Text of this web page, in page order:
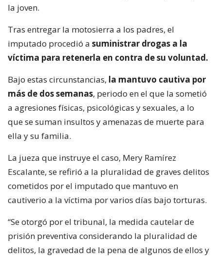
la joven.
Tras entregar la motosierra a los padres, el
imputado procedió a suministrar drogas a la
víctima para retenerla en contra de su voluntad.
Bajo estas circunstancias, la mantuvo cautiva por
más de dos semanas, periodo en el que la sometió
a agresiones físicas, psicológicas y sexuales, a lo
que se suman insultos y amenazas de muerte para
ella y su familia.
La jueza que instruye el caso, Mery Ramírez
Escalante, se refirió a la pluralidad de graves delitos
cometidos por el imputado que mantuvo en
cautiverio a la víctima por varios días bajo torturas.
“Se otorgó por el tribunal, la medida cautelar de
prisión preventiva considerando la pluralidad de
delitos, la gravedad de la pena de algunos de ellos y